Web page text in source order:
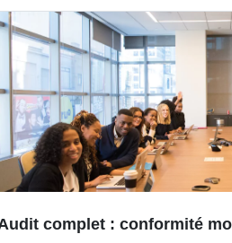
la conformité
pour les
Asie, en
le client de
ses solutions
éthiques,
complet : conformité